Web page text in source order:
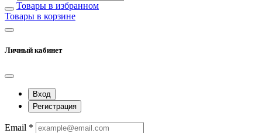
Товары в избранном
Товары в корзине
Личный кабинет
Вход
Регистрация
Email *